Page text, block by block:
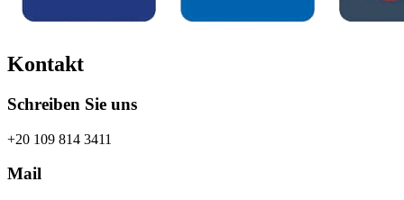
Kontakt
Schreiben Sie uns
+20 109 814 3411
Mail